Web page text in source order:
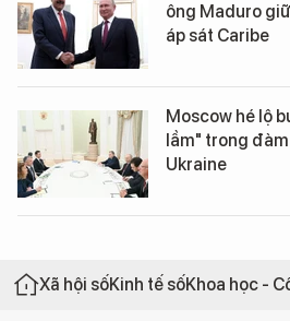
ông Maduro
áp sát Caribe
Moscow hé lộ
lầm" trong
Ukraine
Xã hội sốKinh tế sốKhoa học -